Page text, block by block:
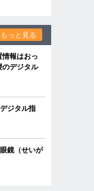
もっと見る
報はおっ
デジタル
ジタル指
鏡（せいが